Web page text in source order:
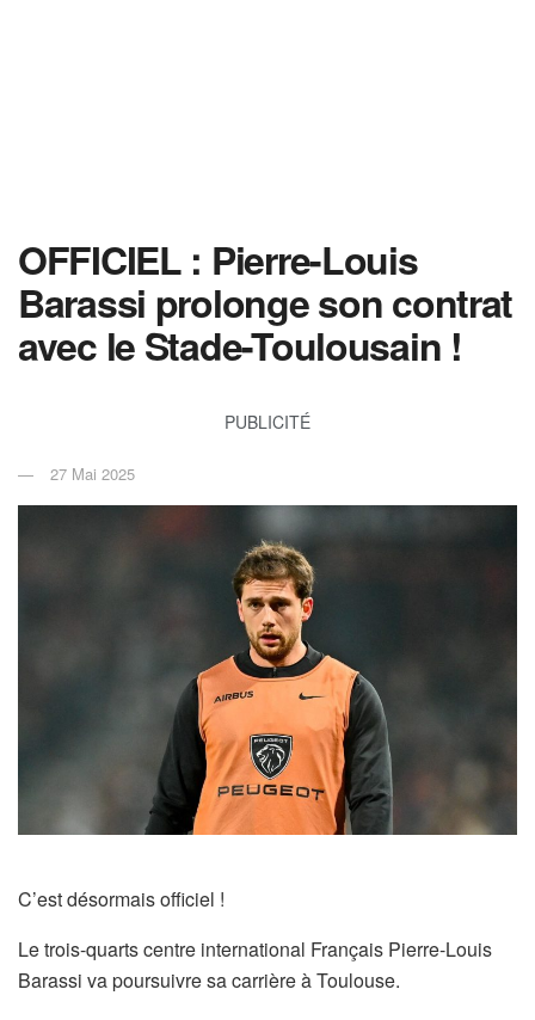
OFFICIEL : Pierre-Louis
Barassi prolonge son contrat
avec le Stade-Toulousain !
PUBLICITÉ
27 Mai 2025
C’est désormais officiel !
Le trois-quarts centre international Français Pierre-Louis
Barassi va poursuivre sa carrière à Toulouse.